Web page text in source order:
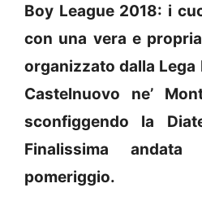
Boy League 2018: i
con una vera e
organizzato dalla Lega
Castelnuovo ne’
sconfiggendo la
Finalissima
pomeriggio.